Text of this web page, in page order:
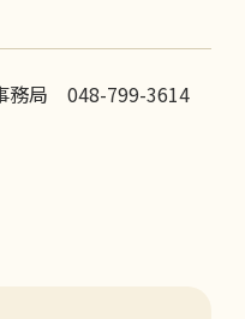
務局 048-799-3614